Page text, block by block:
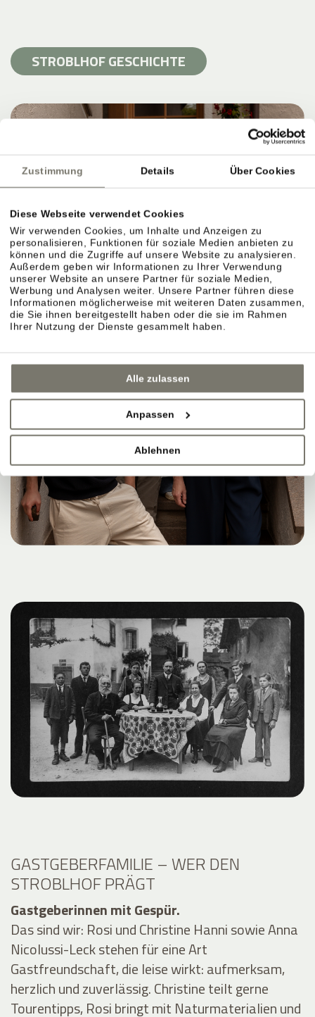
Zustimmung Details Über Cookies
Diese Webseite verwendet Cookies
Wir verwenden Cookies, um Inhalte und Anzeigen zu
personalisieren, Funktionen für soziale Medien anbieten zu
können und die Zugriffe auf unsere Website zu analysieren.
Außerdem geben wir Informationen zu Ihrer Verwendung
unserer Website an unsere Partner für soziale Medien,
Werbung und Analysen weiter. Unsere Partner führen diese
Informationen möglicherweise mit weiteren Daten zusammen,
die Sie ihnen bereitgestellt haben oder die sie im Rahmen
Ihrer Nutzung der Dienste gesammelt haben.
Alle zulassen
Anpassen
Ablehnen
STROBLHOF GESCHICHTE
GASTGEBERFAMILIE – WER DEN
STROBLHOF PRÄGT
Gastgeberinnen mit Gespür.
Das sind wir: Rosi und Christine Hanni sowie Anna
Nicolussi-Leck stehen für eine Art
Gastfreundschaft, die leise wirkt: aufmerksam,
herzlich und zuverlässig. Christine teilt gerne
Tourentipps, Rosi bringt mit Naturmaterialien und